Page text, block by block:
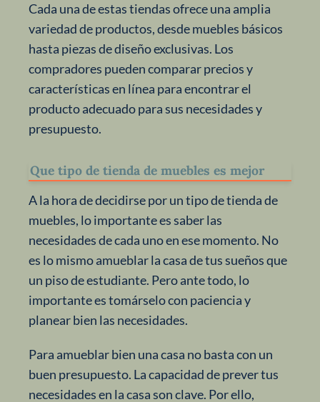
Cada una de estas tiendas ofrece una amplia
variedad de productos, desde muebles básicos
hasta piezas de diseño exclusivas. Los
compradores pueden comparar precios y
características en línea para encontrar el
producto adecuado para sus necesidades y
presupuesto.
Que tipo de tienda de muebles es mejor
A la hora de decidirse por un tipo de tienda de
muebles, lo importante es saber las
necesidades de cada uno en ese momento. No
es lo mismo amueblar la casa de tus sueños que
un piso de estudiante. Pero ante todo, lo
importante es tomárselo con paciencia y
planear bien las necesidades.
Para amueblar bien una casa no basta con un
buen presupuesto. La capacidad de prever tus
necesidades en la casa son clave. Por ello,